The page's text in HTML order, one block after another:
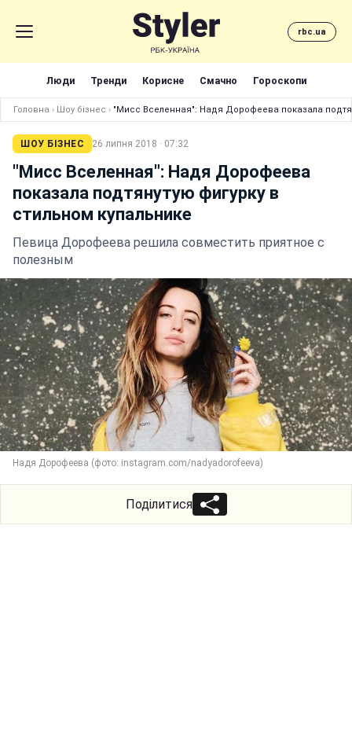
rbc.ua
Люди Тренди Корисне Смачно Гороскопи
Головна › Шоу бізнес › "Мисс Вселенная": Надя Дорофеева показала
ШОУ БІЗНЕС 26 липня 2018 · 07:32
"Мисс Вселенная": Надя Дорофеева
показала подтянутую фигурку в
стильном купальнике
Певица Дорофеева решила совместить приятное с
полезным
Надя Дорофеева (фото: instagram.com/nadyadorofeeva)
Поділитися